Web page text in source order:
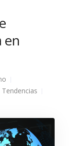
en
Tendencias
en EE.UU.